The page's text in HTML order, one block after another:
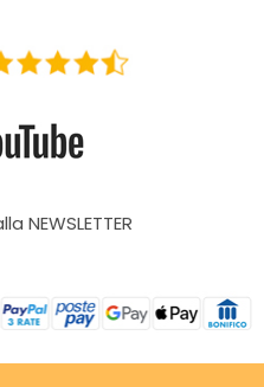
NEWSLETTER